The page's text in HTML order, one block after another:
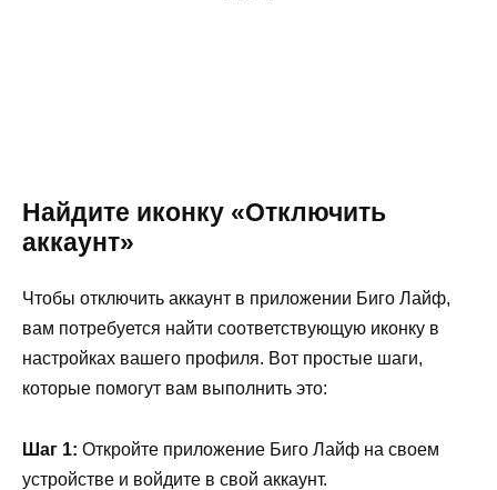
Найдите иконку «Отключить
аккаунт»
Чтобы отключить аккаунт в приложении Биго Лайф,
вам потребуется найти соответствующую иконку в
настройках вашего профиля. Вот простые шаги,
которые помогут вам выполнить это:
Шаг 1: Откройте приложение Биго Лайф на своем
устройстве и войдите в свой аккаунт.